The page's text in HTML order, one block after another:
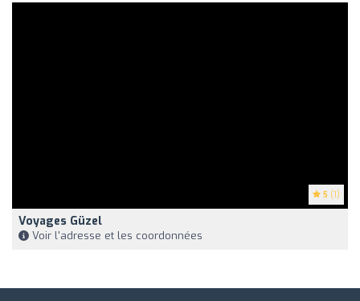
5 (1)
Voyages Güzel
Voir l'adresse et les coordonnées